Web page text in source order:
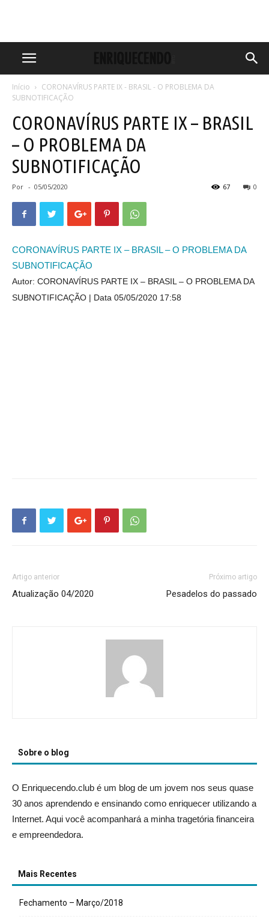
Início
CORONAVÍRUS PARTE IX - BRASIL - O PROBLEMA DA
SUBNOTIFICAÇÃO
CORONAVÍRUS PARTE IX – BRASIL
– O PROBLEMA DA
SUBNOTIFICAÇÃO
Por - 05/05/2020 0
67
CORONAVÍRUS PARTE IX – BRASIL – O PROBLEMA DA
SUBNOTIFICAÇÃO
Autor: CORONAVÍRUS PARTE IX – BRASIL – O PROBLEMA DA
SUBNOTIFICAÇÃO
Data 05/05/2020 17:58
Artigo anterior
Atualização 04/2020
Próximo artigo
Pesadelos do passado
Sobre o blog
O Enriquecendo.club é um blog de um jovem nos seus quase
30 anos aprendendo e ensinando como enriquecer utilizando a
Internet. Aqui você acompanhará a minha tragetória financeira
e empreendedora.
Mais Recentes
Fechamento – Março/2018